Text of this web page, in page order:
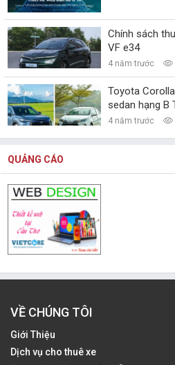
Chính sách
VF e34
4 năm trước
Toyota
sedan hạng B
4 năm trước
QUẢNG CÁO
VỀ CHÚNG TÔI
Giới Thiệu
Dịch vụ cho thuê xe